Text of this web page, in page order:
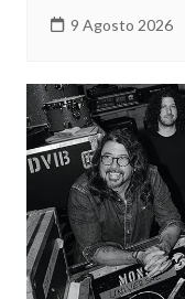
9 Agosto 2026